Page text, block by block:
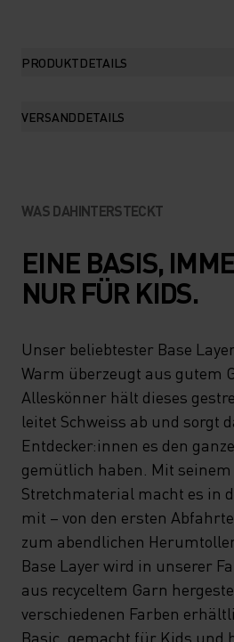
PRODUKTDETAILS
VERSANDDETAILS
WAS DAHINTERSTECKT
EINE BASIS,
NUR FÜR KIDS.
Unser beliebtester Base
Warm überzeugt aus gutem
Alleskönner hält dieses
leitet Schweiss ab und sorgt
Entdecker:innen es den
gemütlich haben. Mit seinem
Stretchmaterial macht es in
mit – von den ersten
zum abendlichen
Base Layer wird in unserer
aus recyceltem Garn
verschiedenen Farben
Basic, gemacht für Kids und